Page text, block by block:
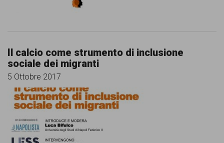
Il calcio come strumento di inclusione
sociale dei migranti
5 Ottobre 2017